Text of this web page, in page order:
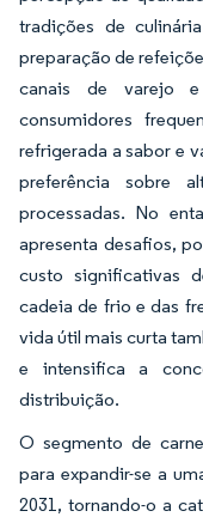
tradições de
preparação de
canais de varejo
consumidores
refrigerada a sabor e
preferência sobre
processadas. No
apresenta desafios,
custo significativas
cadeia de frio e das
vida útil mais curta
e intensifica a
distribuição.
O segmento de
para expandir-se a
2031, tornando-o a